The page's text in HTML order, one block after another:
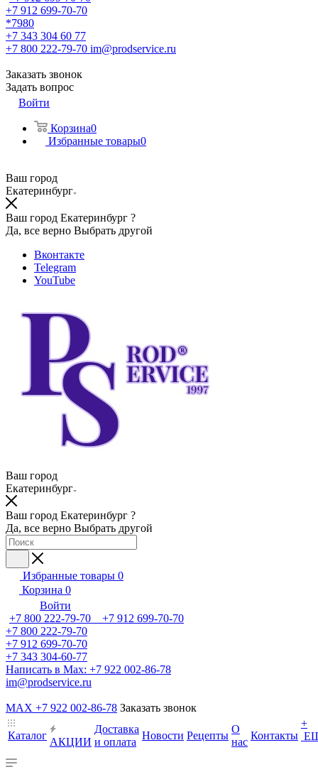
+7 912 699-70-70
*7980
+7 343 304 60 77
+7 800 222-79-70 im@prodservice.ru
Заказать звонок
Задать вопрос
Войти
Корзина0
Избранные товары0
Ваш город
Екатеринбург
Ваш город Екатеринбург ?
Да, все верно Выбрать другой
Вконтакте
Telegram
YouTube
Ваш город
Екатеринбург
Ваш город Екатеринбург ?
Да, все верно Выбрать другой
Избранные товары 0
Корзина 0
Войти
+7 800 222-79-70 +7 912 699-70-70
+7 800 222-79-70
+7 912 699-70-70
+7 343 304-60-77
Написать в Max: +7 922 002-86-78
im@prodservice.ru
MAX +7 922 002-86-78 Заказать звонок
Каталог
АКЦИИ
Доставка
и оплата
Новости Рецепты
О
нас
Контакты
+